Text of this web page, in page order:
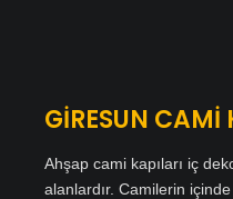
GİRESUN CAMİ
Ahşap cami kapıları iç
alanlardır. Camilerin